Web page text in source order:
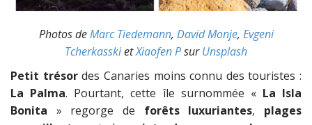
Photos deMarc Tiedemann, David Monje, Evgeni
TcherkasskietXiaofen PsurUnsplash
Petit trésordes Canaries moins connu des touristes :
La Palma. Pourtant, cette île surnommée « La Isla
Bonita » regorge de forêts luxuriantes, plages